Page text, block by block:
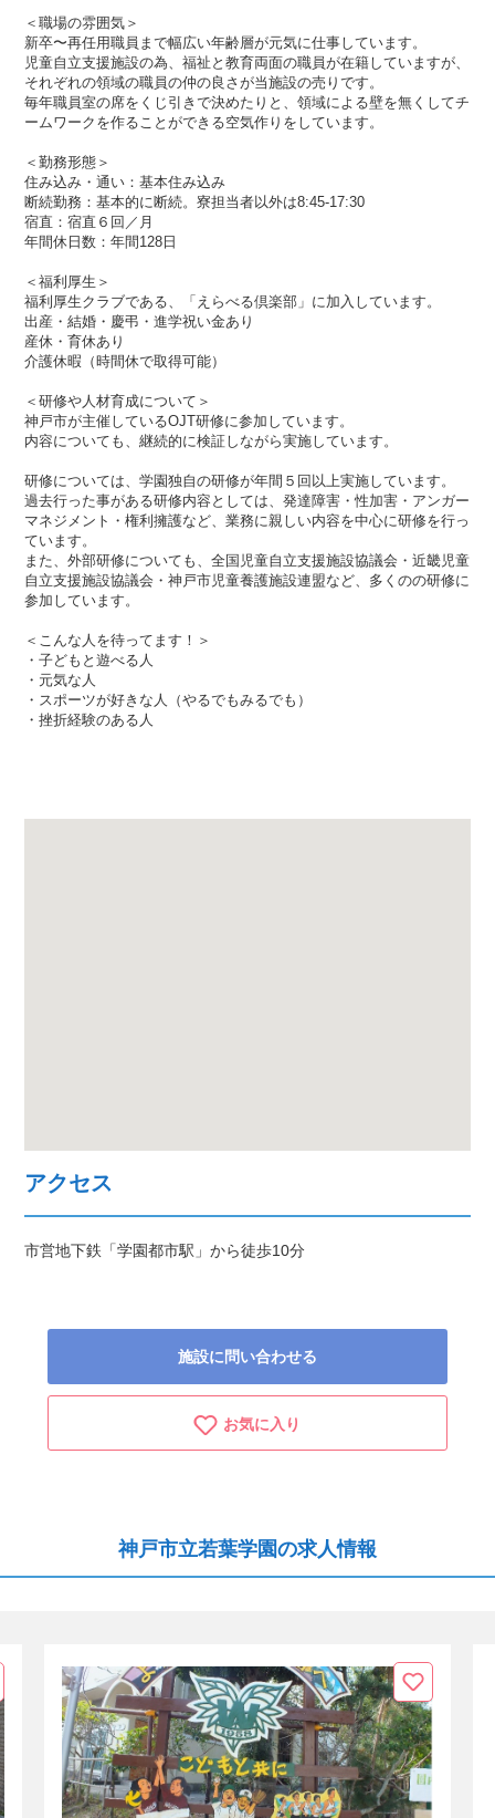
＜職場の雰囲気＞
新卒〜再任用職員まで幅広い年齢層が元気に仕事しています。
児童自立支援施設の為、福祉と教育両面の職員が在籍していますが、
それぞれの領域の職員の仲の良さが当施設の売りです。
毎年職員室の席をくじ引きで決めたりと、領域による壁を無くしてチ
ームワークを作ることができる空気作りをしています。
＜勤務形態＞
住み込み・通い：基本住み込み
断続勤務：基本的に断続。寮担当者以外は8:45-17:30
宿直：宿直６回／月
年間休日数：年間128日
＜福利厚生＞
福利厚生クラブである、「えらべる倶楽部」に加入しています。
出産・結婚・慶弔・進学祝い金あり
産休・育休あり
介護休暇（時間休で取得可能）
＜研修や人材育成について＞
神戸市が主催しているOJT研修に参加しています。
内容についても、継続的に検証しながら実施しています。
研修については、学園独自の研修が年間５回以上実施しています。
過去行った事がある研修内容としては、発達障害・性加害・アンガー
マネジメント・権利擁護など、業務に親しい内容を中心に研修を行っ
ています。
また、外部研修についても、全国児童自立支援施設協議会・近畿児童
自立支援施設協議会・神戸市児童養護施設連盟など、多くのの研修に
参加しています。
＜こんな人を待ってます！＞
・子どもと遊べる人
・元気な人
・スポーツが好きな人（やるでもみるでも）
・挫折経験のある人
アクセス
市営地下鉄「学園都市駅」から徒歩10分
施設に問い合わせる
お気に入り
神戸市立若葉学園の求人情報